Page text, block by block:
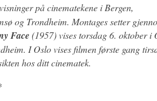
på cinematekene i Bergen,
og Trondheim. Montages setter
Face(1957) vises torsdag 6. oktober i
I Oslo vises filmen første gang
hos ditt cinematek.